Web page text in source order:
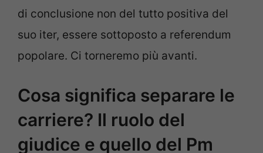
di conclusione non del tutto positiva del
suo iter, essere sottoposto a referendum
popolare. Ci torneremo più avanti.
Cosa significa separare le
carriere? Il ruolo del
giudice e quello del Pm